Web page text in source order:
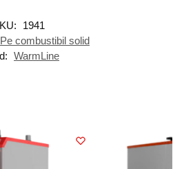
1941
Pe combustibil solid
WarmLine